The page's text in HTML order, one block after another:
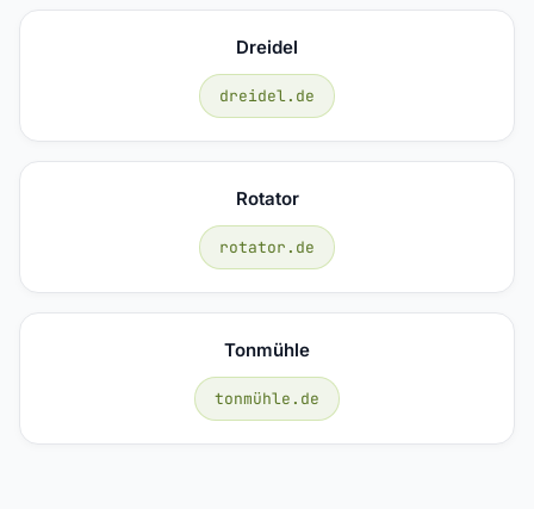
Dreidel
dreidel.de
Rotator
rotator.de
Tonmühle
tonmühle.de